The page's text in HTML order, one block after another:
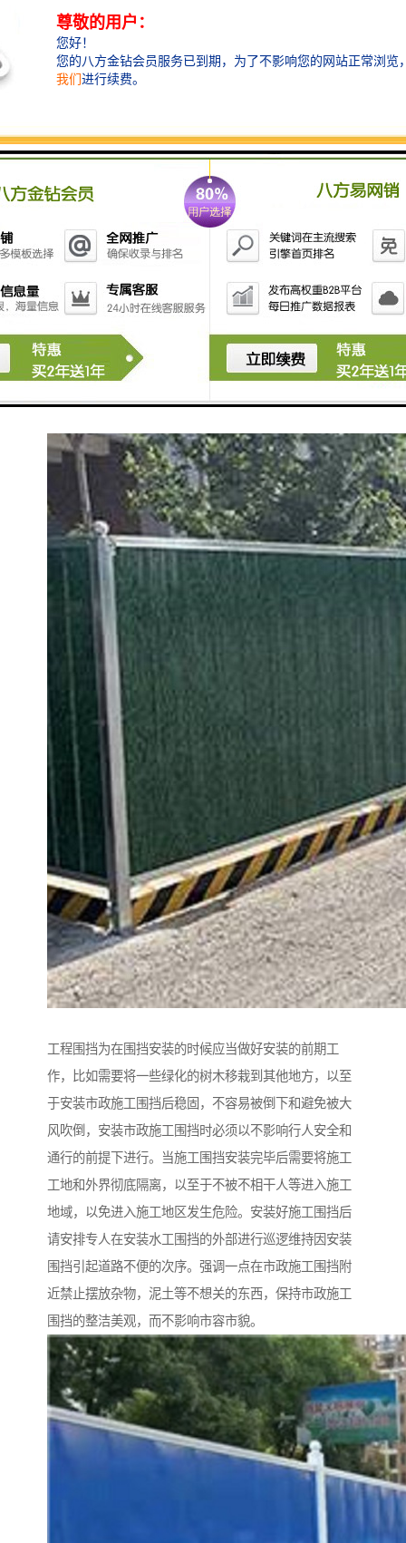
工程围挡在实际的制作过程当中，不一定是一帆风顺
的，有的时候有树木的遮挡，有的时候有街角转弯的限
制，那么我们为了能够更好的突出工程围挡的广告效
应，那就要因地制宜，制作出适合自己项目的围挡。
工程围挡为在围挡安装的时候应当做好安装的前期工
作，比如需要将一些绿化的树木移栽到其他地方，以至
于安装市政施工围挡后稳固，不容易被倒下和避免被大
风吹倒，安装市政施工围挡时必须以不影响行人安全和
通行的前提下进行。当施工围挡安装完毕后需要将施工
工地和外界彻底隔离，以至于不被不相干人等进入施工
地域，以免进入施工地区发生危险。安装好施工围挡后
请安排专人在安装水工围挡的外部进行巡逻维持因安装
围挡引起道路不便的次序。强调一点在市政施工围挡附
近禁止摆放杂物，泥土等不想关的东西，保持市政施工
围挡的整洁美观，而不影响市容市貌。